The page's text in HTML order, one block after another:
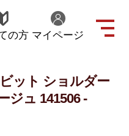
の方 マイページ
ット ショルダー
ジュ 141506 -